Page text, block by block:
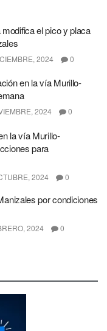
el pico y placa
2024 0
en la vía Murillo-
2024 0
la vía Murillo-
para
2024 0
por condiciones
2024 0